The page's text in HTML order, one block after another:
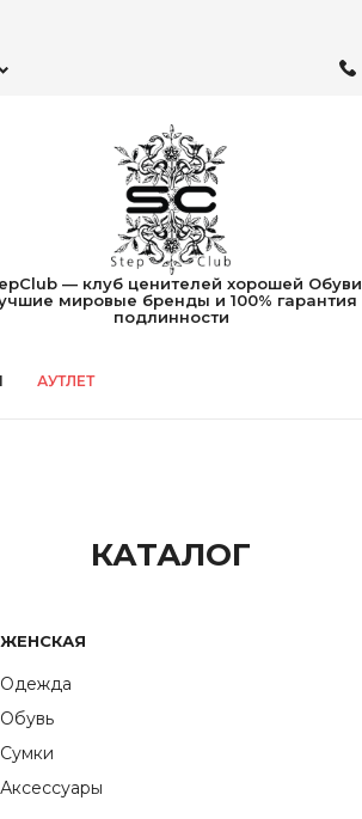
— клуб ценителей хорошей Обуви
мировые бренды и 100% гарантия
подлинности
АУТЛЕТ
КАТАЛОГ
ЖЕНСКАЯ
Одежда
Обувь
Сумки
Аксессуары